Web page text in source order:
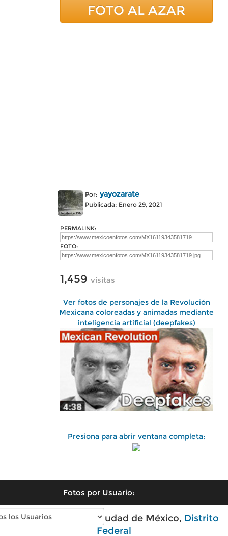
FOTO AL AZAR
Por: yayozarate
Publicada: Enero 29, 2021
PERMALINK:
FOTO:
1,459 visitas
Ver fotos de personajes de la Revolución
Mexicana coloreadas y animadas mediante
inteligencia artificial (deepfakes)
Presiona para abrir ventana completa:
Fotos por Usuario:
Fotos antiguas de Ciudad de México, Distrito
Federal